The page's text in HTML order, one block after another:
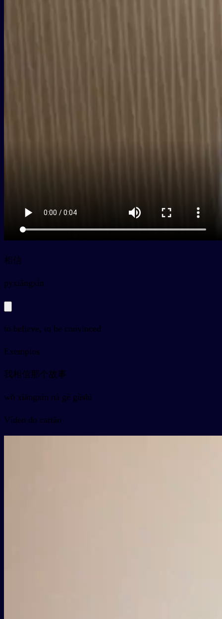
相信
pyxiāngxìn
to believe, to be convinced
Exemplos
我相信那个故事
wǒ xiāngxìn nà gè gùshi
Vídeo do cartão